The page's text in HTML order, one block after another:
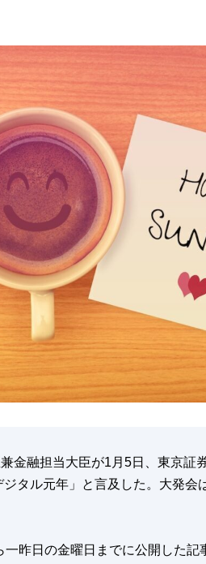
金融担当大臣が1月5日、東京証
タル元年」と言及した。大発会
昨日の金曜日までに公開した記